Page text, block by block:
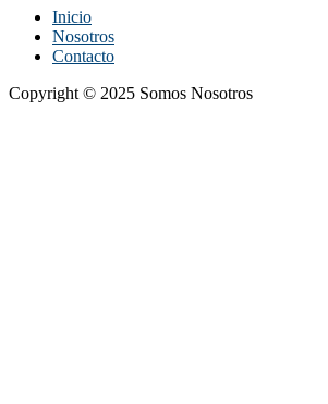
Inicio
Nosotros
Contacto
Copyright © 2025 Somos Nosotros